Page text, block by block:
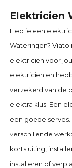
Elektricien
Heb je een
Wateringen?
elektricien voor
elektricien en
verzekerd van de
elektra klus. Een
een goede
verschillende
kortsluiting,
installeren of